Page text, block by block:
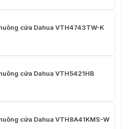
Dây nguồn: Bao gồm
185 mm × 147 mm × 23,3 mm
+131 °F)
cửa Dahua VTH4743TW-K
cửa Dahua VTH5421HB
cửa Dahua VTH8A41KMS-W